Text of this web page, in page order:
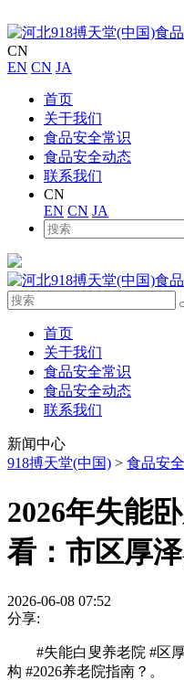
CN
EN CN JA
首页
关于我们
食品安全常识
食品安全动态
联系我们
CN
EN CN JA
首页
关于我们
食品安全常识
食品安全动态
联系我们
新闻中心
918搏天堂(中国) > 食品安
2026年失能
看：市区厚
2026-06-08 07:52
分享:
#失能白叟养老院 #区厚
构 #2026养老院指南？。